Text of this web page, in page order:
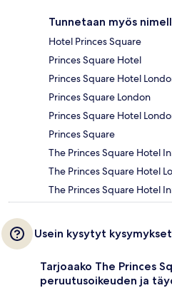
Tunnetaan myös
Hotel Princes Square
Princes Square Hotel
Princes Square Hotel
Princes Square London
Princes Square Hotel
Princes Square
The Princes Square Hotel
The Princes Square Hotel
The Princes Square Hotel
Usein kysytyt kysymykset
Tarjoaako The Princes
peruutusoikeuden ja